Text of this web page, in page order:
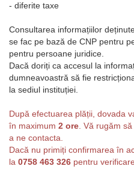
- diferite taxe
Consultarea informațiilor
se fac pe bază de CNP pentru
pentru persoane juridice.
Dacă doriți ca accesul la
dumneavoastră să fie
la sediul instituției.
După efectuarea plății, dovada
în maximum 2 ore. Vă rugăm
a ne contacta.
Dacă nu primiți confirmarea în
la 0758 463 326 pentru